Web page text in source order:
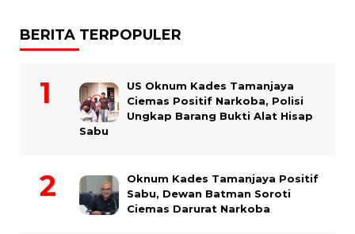
BERITA TERPOPULER
US Oknum Kades Tamanjaya
Ciemas Positif Narkoba, Polisi
Ungkap Barang Bukti Alat Hisap
Sabu
Oknum Kades Tamanjaya Positif
Sabu, Dewan Batman Soroti
Ciemas Darurat Narkoba